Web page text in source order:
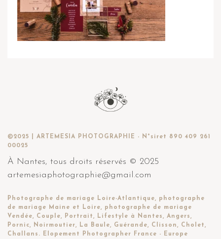
©2025 | ARTEMESIA PHOTOGRAPHIE - N°siret 890 409 261
00025
À Nantes, tous droits réservés © 2025
artemesiaphotographie@gmail.com
Photographe de mariage Loire-Atlantique, photographe
de mariage Maine et Loire, photographe de mariage
Vendée, Couple, Portrait, Lifestyle à Nantes, Angers,
Pornic, Noirmoutier, La Baule, Guérande, Clisson, Cholet,
Challans. Elopement Photographer France - Europe